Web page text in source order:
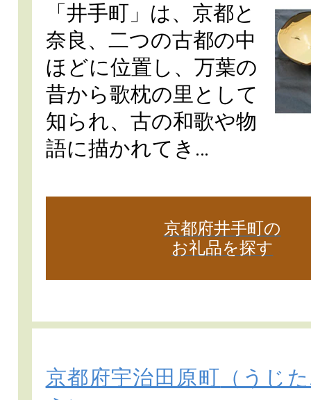
「井手町」は、京都と
奈良、二つの古都の中
ほどに位置し、万葉の
昔から歌枕の里として
知られ、古の和歌や物
語に描かれてき…
京都府井手町の
お礼品を探す
京都府宇治田原町 （うじ